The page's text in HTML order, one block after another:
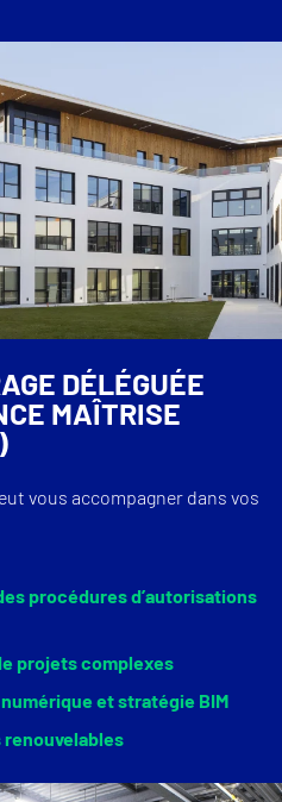
DÉLÉGUÉE
MAÎTRISE
vous accompagner dans vos
procédures d’autorisations
projets complexes
et stratégie BIM